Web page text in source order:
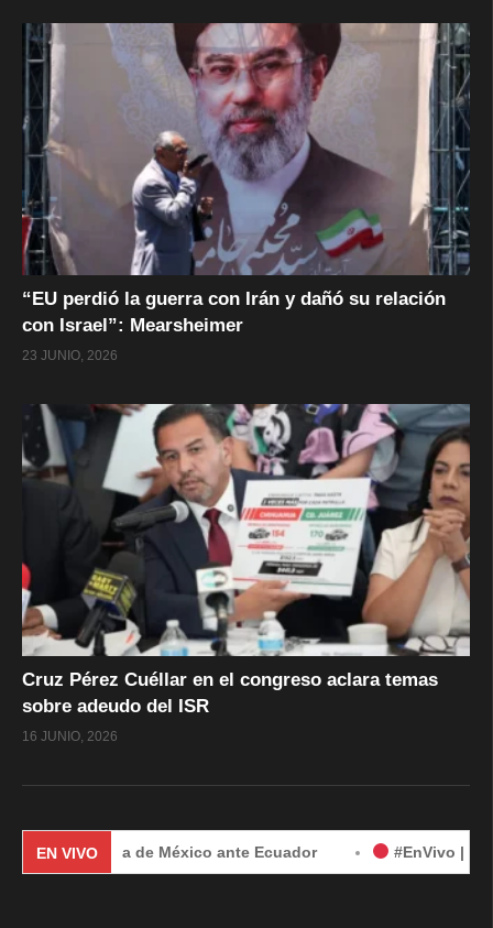
“EU perdió la guerra con Irán y dañó su relación
con Israel”: Mearsheimer
23 JUNIO, 2026
Cruz Pérez Cuéllar en el congreso aclara temas
sobre adeudo del ISR
16 JUNIO, 2026
EN VIVO
de México ante Ecuador #EnVivo | Demanda de